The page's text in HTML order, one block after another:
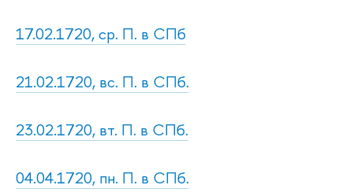
17.02.1720, ср. П. в СПб
21.02.1720, вс. П. в СПб.
23.02.1720, вт. П. в СПб.
04.04.1720, пн. П. в СПб.